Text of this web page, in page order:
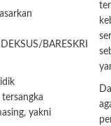
yakni